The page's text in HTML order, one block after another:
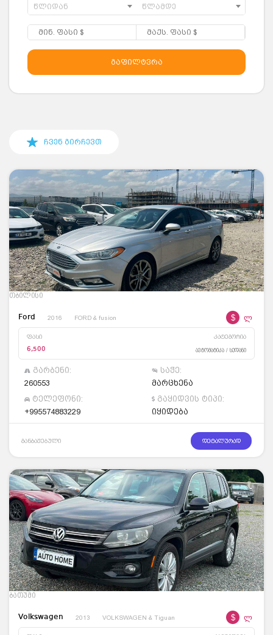
წლიდან წლამდე
გაფილტვრა
ჩვენ გირჩევთ
თბილისი
Ford 2016 FORD & fusion $ ლ
ფასი კატეგორია
6,500 ავტომატიკა / სედანი
გარბენი:
260553
საჭე:
მარცხენა
ტელეფონი:
+995574883229
გაყიდვის ტიპი:
იყიდება
განბაჟებული დეტალურად
ბათუმი
Volkswagen 2013 VOLKSWAGEN & Tiguan $ ლ